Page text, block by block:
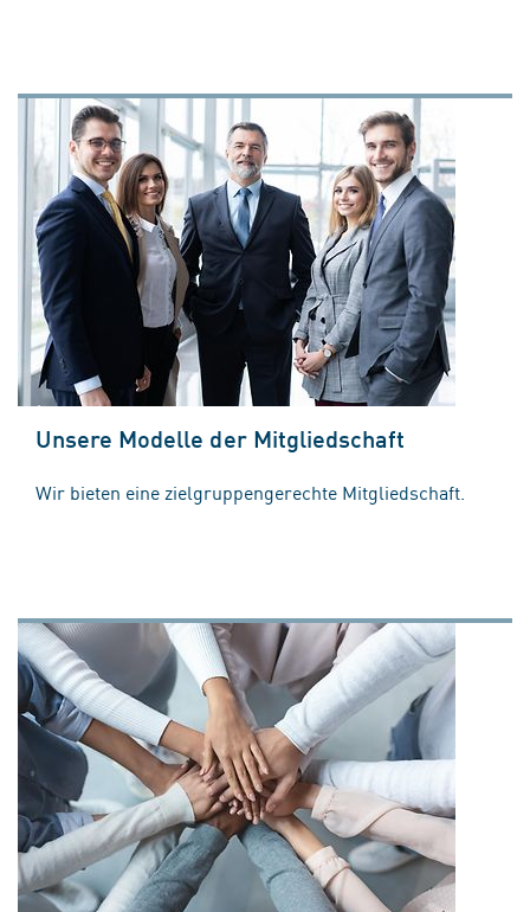
Unsere Modelle der Mitgliedschaft
Wir bieten eine zielgruppengerechte Mitgliedschaft.